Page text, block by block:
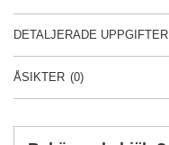
DETALJERADE UPPGIFTER
ÅSIKTER (0)